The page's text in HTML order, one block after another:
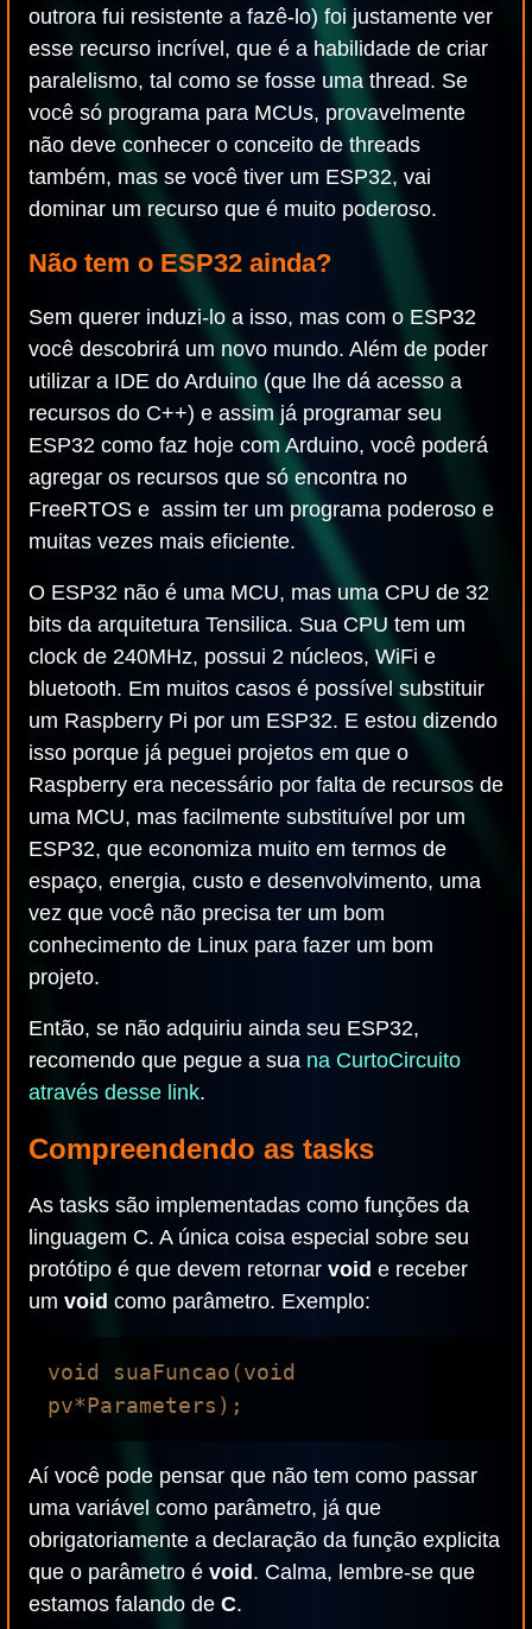
outrora fui resistente a fazê-lo) foi justamente ver
esse recurso incrível, que é a habilidade de criar
paralelismo, tal como se fosse uma thread. Se
você só programa para MCUs, provavelmente
não deve conhecer o conceito de threads
também, mas se você tiver um ESP32, vai
dominar um recurso que é muito poderoso.
Não tem o ESP32 ainda?
Sem querer induzi-lo a isso, mas com o ESP32
você descobrirá um novo mundo. Além de poder
utilizar a IDE do Arduino (que lhe dá acesso a
recursos do C++) e assim já programar seu
ESP32 como faz hoje com Arduino, você poderá
agregar os recursos que só encontra no
FreeRTOS e assim ter um programa poderoso e
muitas vezes mais eficiente.
O ESP32 não é uma MCU, mas uma CPU de 32
bits da arquitetura Tensilica. Sua CPU tem um
clock de 240MHz, possui 2 núcleos, WiFi e
bluetooth. Em muitos casos é possível substituir
um Raspberry Pi por um ESP32. E estou dizendo
isso porque já peguei projetos em que o
Raspberry era necessário por falta de recursos de
uma MCU, mas facilmente substituível por um
ESP32, que economiza muito em termos de
espaço, energia, custo e desenvolvimento, uma
vez que você não precisa ter um bom
conhecimento de Linux para fazer um bom
projeto.
Então, se não adquiriu ainda seu ESP32,
recomendo que pegue a sua na CurtoCircuito
através desse link.
Compreendendo as tasks
As tasks são implementadas como funções da
linguagem C. A única coisa especial sobre seu
protótipo é que devem retornar void e receber
um void como parâmetro. Exemplo:
void suaFuncao(void
Aí você pode pensar que não tem como passar
uma variável como parâmetro, já que
obrigatoriamente a declaração da função explicita
que o parâmetro é void . Calma, lembre-se que
estamos falando de C.